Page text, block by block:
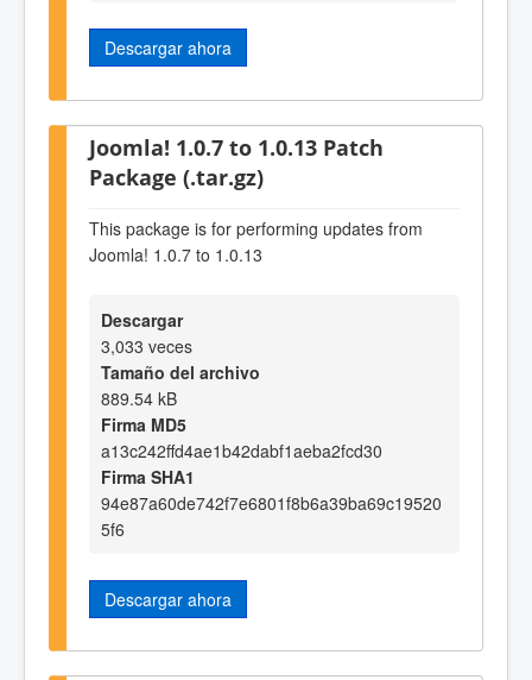
Descargar ahora
Joomla! 1.0.7 to 1.0.13 Patch
Package (.tar.gz)
This package is for performing updates from
Joomla! 1.0.7 to 1.0.13
Descargar
3,033 veces
Tamaño del archivo
889.54 kB
Firma MD5
a13c242ffd4ae1b42dabf1aeba2fcd30
Firma SHA1
94e87a60de742f7e6801f8b6a39ba69c19520
5f6
Descargar ahora